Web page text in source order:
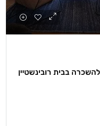
בבית רובינשטיין